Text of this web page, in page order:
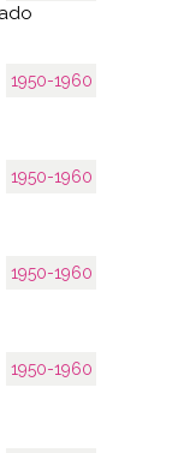
1950-1960
1950-1960
1950-1960
1950-1960